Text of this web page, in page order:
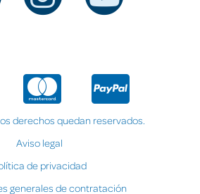
derechos quedan reservados.
Aviso legal
de privacidad
generales de contratación